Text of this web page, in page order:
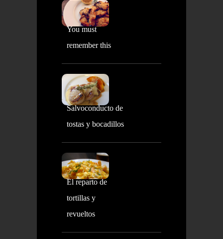
You must
remember this
Salvoconducto de
tostas y bocadillos
El reparto de
tortillas y
revueltos